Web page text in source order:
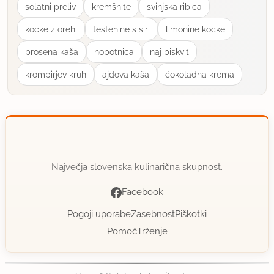
uporabno
mareva
član od 2008 24 sporočil
6.2.2013 ob 22:32
Zelo, zelo dobro. Ameriška verzija pašticade, ki je
mehko, okus pa je božanski. Priporočam vsem
solatni preliv kremšnite svinjska ribica
kocke z orehi testenine s siri limonine kocke
prosena kaša hobotnica naj biskvit
krompirjev kruh ajdova kaša ćokoladna krema
Največja slovenska kulinarična skupnost.
Facebook
Pogoji uporabeZasebnostPiškotki
PomočTrženje